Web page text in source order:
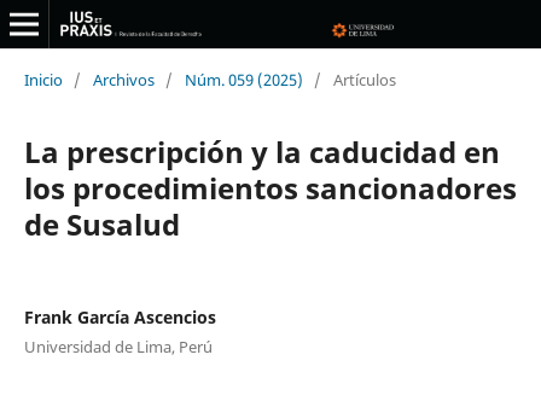
Inicio / Archivos / Núm. 059 (2025) / Artículos
La prescripción y la caducidad en
los procedimientos sancionadores
de Susalud
Frank García Ascencios
Universidad de Lima, Perú